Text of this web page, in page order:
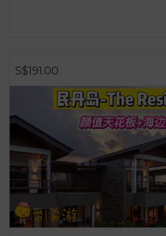
S$191.00